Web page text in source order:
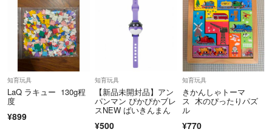
知育玩具
LaQ ラキュー 130g程
度
¥899
知育玩具
【新品未開封品】アン
パンマン ぴかぴかブレ
スNEW ばいきんまん
¥500
知育玩具
きかんしゃトーマ
ス 木のぴったりパズ
ル
¥770